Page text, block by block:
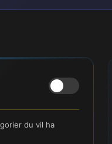
du vil ha